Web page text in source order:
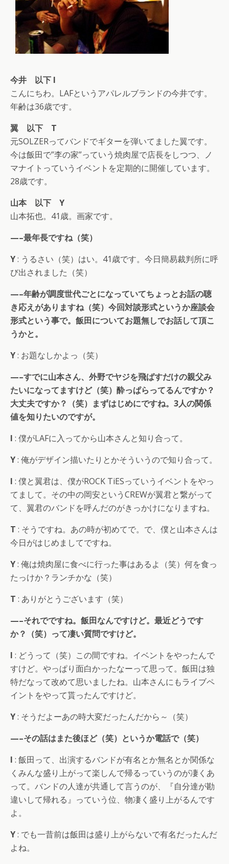
今井 以下 I
こんにちわ。LAFというアパレルブランドの今井です。
年齢は36歳です。
翼 以下 T
元SOLZERってバンドでギターを弾いてました翼です。
今は飯田で”李の家”っていう焼肉屋で店長をしつつ、ノ
マナイトっていうイベントを定期的に開催しています。
28歳です。
山本 以下 Y
山本拓也。41歳。画家です。
—–最年長ですね（笑）
Y: うるさい（笑）はい。41歳です。今日簡易裁判所に呼
び出されました（笑）
—–年齢が調度世代ごとになっていてちょっとお話の聴
き応えがありますね（笑）今回対談形式というか座談会
形式という事で。飯田についてお題無しでお話して頂こ
うかと。
Y: お題なしかよっ（笑）
—–すでに山本さん、外野でヤジを飛ばすだけの親父み
たいになってますけど（笑）酔っぱらってるんですか？
大丈夫ですか？（笑）まずはじめにですね。3人の関係
値を知りたいのですが。
I : 僕がLAFに入ってから山本さんと知り合って。
Y: 俺がデザイン描いたりとかそういうので知り合って。
I : 僕と翼君は、僕がROCK TiESっていうイベントをやっ
てまして。その中の岡安というCREWが翼君と繋がって
て、翼君のバンドを呼んだのがきっかけになりますね。
T : そうですね。あの時が初めてで。で、僕と山本さんは
今日がはじめましてですね。
Y: 俺は焼肉屋に食べに行った事はあるよ（笑）何を食っ
たっけか？ランチかな（笑）
T : ありがとうございます（笑）
—–それでですね。飯田なんですけど。最近どうです
か？（笑）って凄い質問ですけど。
I : どうって（笑）この間ですね。イベントをやったんで
すけど。やっぱり面白かったなーって思って。飯田は独
特だなって改めて思いましたね。山本さんにもライブペ
イントをやって貰ったんですけど。
Y: そうだよーあの時大変だったんだから～（笑）
—–その話はまた後ほど（笑）というか電話で（笑）
I : 飯田って、出演するバンドが有名とか無名とか関係な
くみんな盛り上がって楽しんで帰るっていうのが凄くあ
って。バンドの人達が共通して言うのが、『自分達が勘
違いして帰れる』っていう位、物凄く盛り上がるんです
よ。
Y: でも一昔前は飯田は盛り上がらないで有名だったんだ
よね。